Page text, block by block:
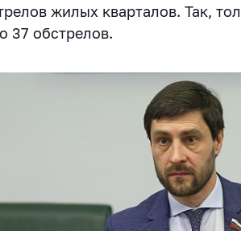
жилых кварталов. Так,
37 обстрелов.